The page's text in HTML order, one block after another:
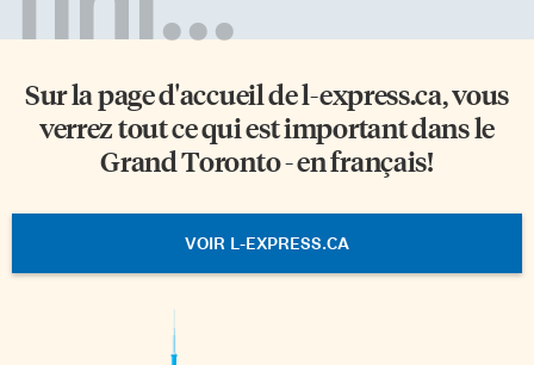
Sur la page d'accueil del-express.ca, vous
verrez tout ce qui est important dans le
Grand Toronto - en français!
VOIR L-EXPRESS.CA